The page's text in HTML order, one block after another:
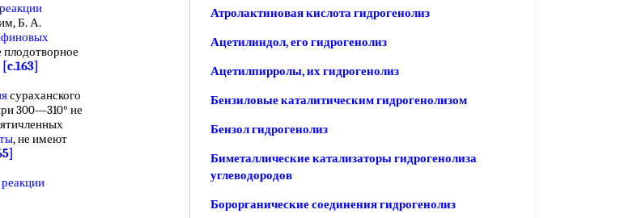
реакции
Б. А.
плодотворное
[c.163]
сураханского
300—310° не
, не имеют
реакции
Атролактиновая кислота гидрогенолиз
Ацетилиндол, его гидрогенолиз
Ацетилпирролы, их гидрогенолиз
Бензиловые каталитическим гидрогенолизом
Бензол гидрогенолиз
Биметаллические катализаторы гидрогенолиза
углеводородов
Борорганические соединения гидрогенолиз